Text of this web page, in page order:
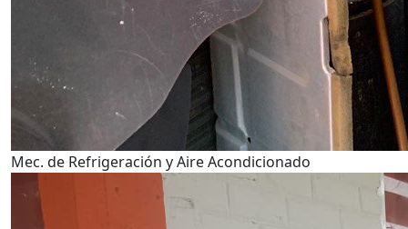
Mec. de Refrigeración y Aire Acondicionado